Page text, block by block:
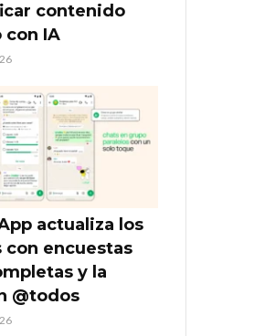
contenido
con IA
actualiza los
con encuestas
y la
@todos